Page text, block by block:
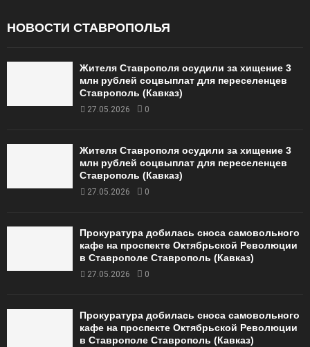
НОВОСТИ СТАВРОПОЛЬЯ
Жителя Ставрополя осудили за хищение 3
млн рублей соцвыплат для переселенцев
Ставрополь (Кавказ)
27.05.2026 0
Жителя Ставрополя осудили за хищение 3
млн рублей соцвыплат для переселенцев
Ставрополь (Кавказ)
27.05.2026 0
Прокуратура добилась сноса самовольного
кафе на проспекте Октябрьской Революции
в Ставрополе Ставрополь (Кавказ)
27.05.2026 0
Прокуратура добилась сноса самовольного
кафе на проспекте Октябрьской Революции
в Ставрополе Ставрополь (Кавказ)